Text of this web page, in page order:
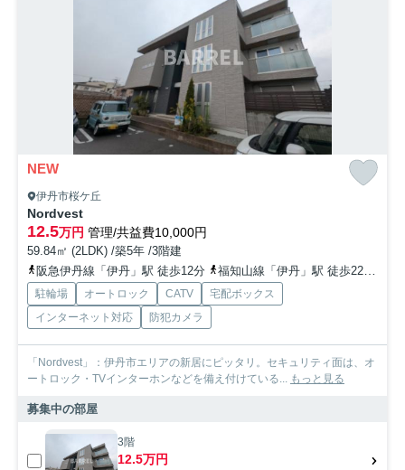
NEW
伊丹市桜ケ丘
Nordvest
12.5万円 管理/共益費10,000円
59.84㎡ (2LDK) /築5年 /3階建
阪急伊丹線「伊丹」駅 徒歩12分
福知山線「伊丹」駅 徒歩22分
駐輪場 オートロック CATV
宅配ボックス
インターネット対応
防犯カメラ
「Nordvest」：伊丹市エリアの新居にピッタリ。セキュリティ面は、オ
ートロック・TVインターホンなどを備え付けている... もっと見る
募集中の部屋
3階
12.5万円